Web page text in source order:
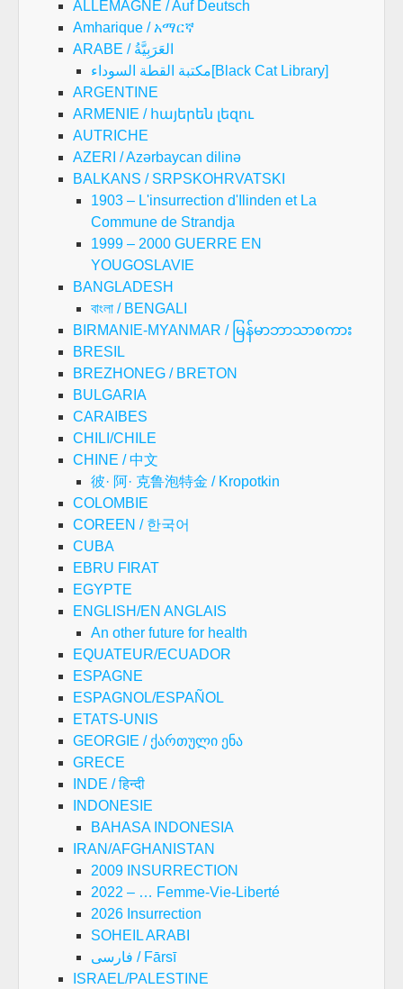
ALLEMAGNE / Auf Deutsch
Amharique / አማርኛ
ARABE / العَرَبِيَّةُ
مكتبة القطة السوداء[Black Cat Library]
ARGENTINE
ARMENIE / հայերեն լեզու
AUTRICHE
AZERI / Azərbaycan dilinə
BALKANS / SRPSKOHRVATSKI
1903 – L'insurrection d'Ilinden et La
Commune de Strandja
1999 – 2000 GUERRE EN
YOUGOSLAVIE
BANGLADESH
বাংলা / BENGALI
BIRMANIE-MYANMAR / မြန်မာဘာသာစကား
BRESIL
BREZHONEG / BRETON
BULGARIA
CARAIBES
CHILI/CHILE
CHINE / 中文
彼· 阿· 克鲁泡特金 / Kropotkin
COLOMBIE
COREEN / 한국어
CUBA
EBRU FIRAT
EGYPTE
ENGLISH/EN ANGLAIS
An other future for health
EQUATEUR/ECUADOR
ESPAGNE
ESPAGNOL/ESPAÑOL
ETATS-UNIS
GEORGIE / ქართული ენა
GRECE
INDE / हिन्दी
INDONESIE
BAHASA INDONESIA
IRAN/AFGHANISTAN
2009 INSURRECTION
2022 – … Femme-Vie-Liberté
2026 Insurrection
SOHEIL ARABI
فارسی / Fārsī
ISRAEL/PALESTINE